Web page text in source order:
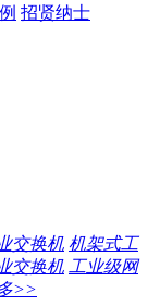
招贤纳士
交换机 机架式工
交换机 工业级网
>>